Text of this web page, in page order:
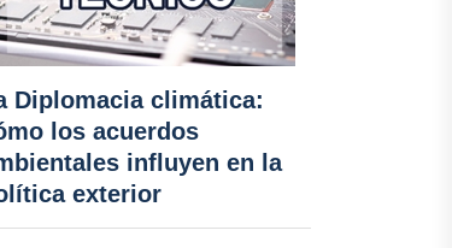
Diplomacia climática:
los acuerdos
influyen en la
exterior